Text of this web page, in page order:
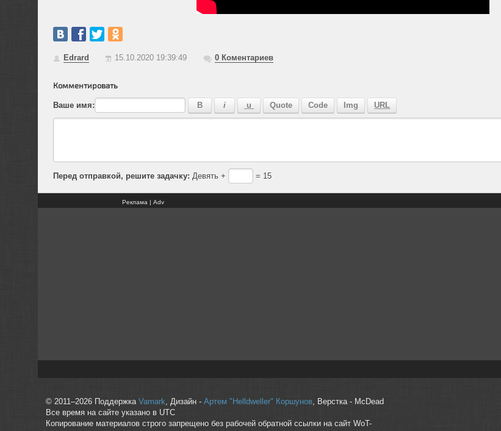
Edrard 15.10.2020 19:39:49 0Коментариев
Комментировать
Ваше имя:
Перед отправкой, решите задачку: Девять + = 15
Реклама | Adv
© 2011–2026 Поддержка Vamark , Дизайн - Артем "Helldweller" Коршунов, Верстка - McDead
Все время на сайте указано в UTC
Копирование материалов строго запрещено без рабочей обратной ссылки на сайт WoT-